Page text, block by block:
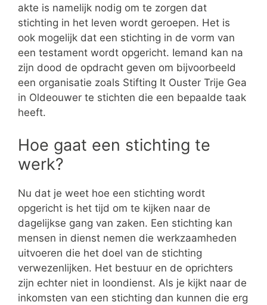
akte is namelijk nodig om te zorgen dat
stichting in het leven wordt geroepen. Het is
ook mogelijk dat een stichting in de vorm van
een testament wordt opgericht. Iemand kan na
zijn dood de opdracht geven om bijvoorbeeld
een organisatie zoals Stifting It Ouster Trije Gea
in Oldeouwer te stichten die een bepaalde taak
heeft.
Hoe gaat een stichting te
werk?
Nu dat je weet hoe een stichting wordt
opgericht is het tijd om te kijken naar de
dagelijkse gang van zaken. Een stichting kan
mensen in dienst nemen die werkzaamheden
uitvoeren die het doel van de stichting
verwezenlijken. Het bestuur en de oprichters
zijn echter niet in loondienst. Als je kijkt naar de
inkomsten van een stichting dan kunnen die erg